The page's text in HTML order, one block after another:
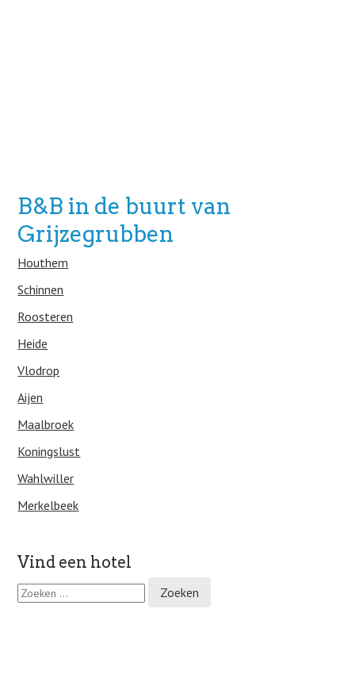
B&B in de buurt van
Grijzegrubben
Houthem
Schinnen
Roosteren
Heide
Vlodrop
Aijen
Maalbroek
Koningslust
Wahlwiller
Merkelbeek
Vind een hotel
Z
o